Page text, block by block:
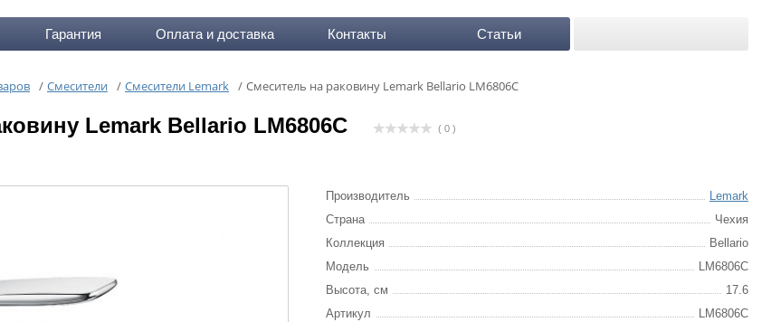
Гарантия Оплата и доставка Контакты Статьи
/ Смесители / Смесители Lemark / Cмеситель на раковину Lemark Bellario LM6806C
Lemark Bellario LM6806C ( 0 )
Производитель
Lemark
Страна
Чехия
Коллекция
Bellario
Модель
LM6806C
Высота, см
17.6
Артикул
LM6806C